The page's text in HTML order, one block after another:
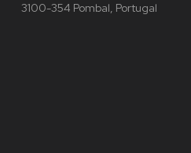
3100-354 Pombal, Portugal